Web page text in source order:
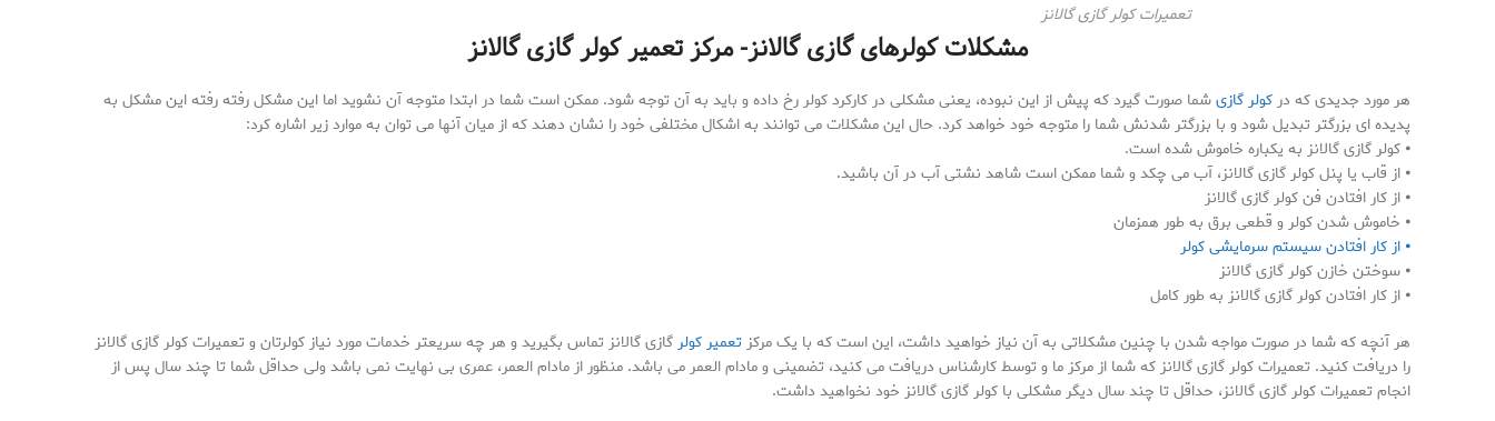
تعمیرات کولر گازی گالانز
مشکلات کولرهای گازی گالانز- مرکز تعمیر کولر گازی گالانز
هر مورد جدیدی که درکولر گازیشما صورت گیرد که پیش از این نبوده، یعنی مشکلی در کارکرد کولر رخ داده و باید به آن توجه شود. ممکن است شما در ابتدا متوجه آن نشوید اما این مشکل رفته رفته این مشکل به
پدیده ای بزرگتر تبدیل شود و با بزرگتر شدنش شما را متوجه خود خواهد کرد. حال این مشکلات می توانند به اشکال مختلفی خود را نشان دهند که از میان آنها می توان به موارد زیر اشاره کرد:
⦁ کولر گازی گالانز به یکباره خاموش شده است.
⦁ از قاب یا پنل کولر گازی گالانز، آب می چکد و شما ممکن است شاهد نشتی آب در آن باشید.
⦁ از کار افتادن فن کولر گازی گالانز
⦁ خاموش شدن کولر و قطعی برق به طور همزمان
⦁ از کار افتادن سیستم سرمایشی کولر
⦁ سوختن خازن کولر گازی گالانز
⦁ از کار افتادن کولر گازی گالانز به طور کامل
هر آنچه که شما در صورت مواجه شدن با چنین مشکلاتی به آن نیاز خواهید داشت، این است که با یک مرکزتعمیر کولرگازی گالانز تماس بگیرید و هر چه سریعتر خدمات مورد نیاز کولرتان و تعمیرات کولر گازی گالانز
را دریافت کنید. تعمیرات کولر گازی گالانز که شما از مرکز ما و توسط کارشناس دریافت می کنید، تضمینی و مادام العمر می باشد. منظور از مادام العمر، عمری بی نهایت نمی باشد ولی حداقل شما تا چند سال پس از
انجام تعمیرات کولر گازی گالانز، حداقل تا چند سال دیگر مشکلی با کولر گازی گالانز خود نخواهید داشت.